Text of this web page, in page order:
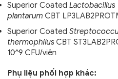
Superior Coated Lactobacillus
plantarum CBT
Superior Coated
thermophilus CBT
10^9 CFU/viên
Phụ liệu phối hợp khác: